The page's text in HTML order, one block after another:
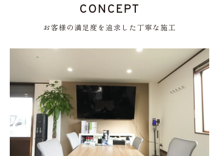
お客様の満足度を追求した丁寧な施工
CONCEPT